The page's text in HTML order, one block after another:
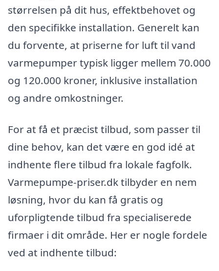
størrelsen på dit hus, effektbehovet og
den specifikke installation. Generelt kan
du forvente, at priserne for luft til vand
varmepumper typisk ligger mellem 70.000
og 120.000 kroner, inklusive installation
og andre omkostninger.
For at få et præcist tilbud, som passer til
dine behov, kan det være en god idé at
indhente flere tilbud fra lokale fagfolk.
Varmepumpe-priser.dk tilbyder en nem
løsning, hvor du kan få gratis og
uforpligtende tilbud fra specialiserede
firmaer i dit område. Her er nogle fordele
ved at indhente tilbud: